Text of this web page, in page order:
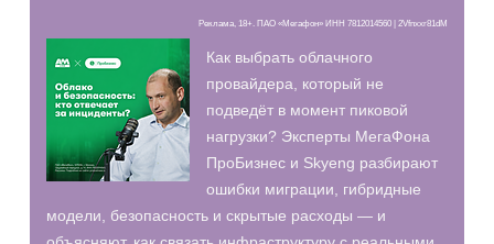
Реклама, 18+. ПАО «Мегафон» ИНН 7812014560 | 2Vfnxxr81dM
Как выбрать облачного
провайдера, который не
подведёт в момент пиковой
нагрузки? Эксперты МегаФона
ПроБизнес и Skyeng разбирают
ошибки миграции, гибридные
модели, безопасность и скрытые расходы — и